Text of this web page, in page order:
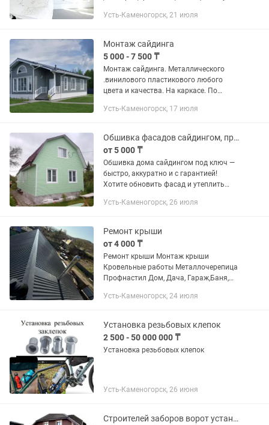
Усть-Каменогорск, 21 июля
Монтаж сайдинга
5 000 - 7 500 ₸
Монтаж сайдинга. Металлического
.винилового пластикового любого
цвета и качества. На каркасе. По
Усть-Каменогорск, 17 июля
Обшивка фасадов сайдингом, профлистом
от 5 000 ₸
Обшивка дома сайдингом под ключ —
быстро, аккуратно и с гарантией!
Хотите обновить фасад и утеплить
хлопот! Выполняю работы: —
Усть-Каменогорск, 26 июля
Ремонт крыши
от 4 000 ₸
Ремонт крыши Монтаж крыши
Кровельные работы Металлочерепица
Профнастил Дом, Дача, Гараж,Баня,
бесплатно! Выезжаем в ближайшие
Усть-Каменогорск, 24 июля
Установка резьбовых клепок
2 500 - 50 000 000 ₸
Установка резьбовых клепок
Усть-Каменогорск, 26 июня
Строителей заборов ворот установка монтаж